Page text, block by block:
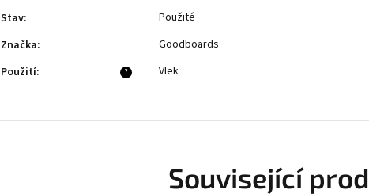
Stav:
Použité
Značka: Goodboards
?
Použití: Vlek
Související